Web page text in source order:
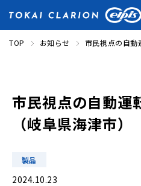
TOP お知らせ 市民視点の自動
市民視点の自動運
（岐阜県海津市）
製品
2024.10.23